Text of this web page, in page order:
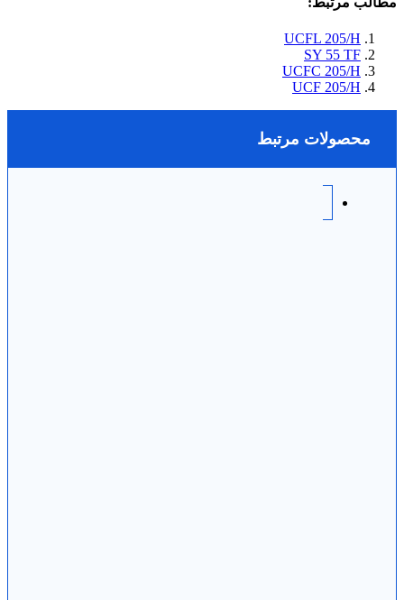
UCFL 205/H
SY 55 TF
UCFC 205/H
UCF 205/H
محصولات مرتبط